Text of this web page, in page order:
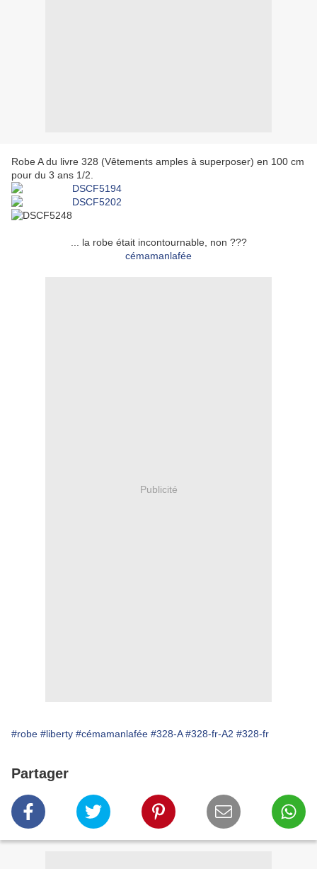
Robe A du livre 328 (Vêtements amples à superposer) en 100 cm
pour du 3 ans 1/2.
... la robe était incontournable, non ???
cémamanlafée
Publicité
#robe #liberty #cémamanlafée #328-A #328-fr-A2 #328-fr
Partager